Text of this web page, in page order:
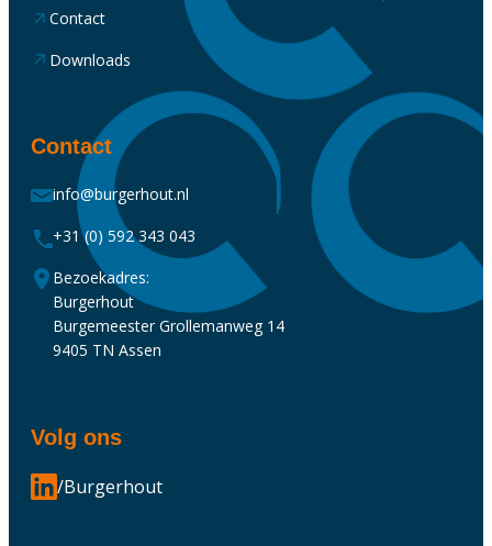
Contact
Downloads
Contact
info@burgerhout.nl
+31 (0) 592 343 043
Bezoekadres:
Burgerhout
Burgemeester Grollemanweg 14
9405 TN Assen
Volg ons
/Burgerhout